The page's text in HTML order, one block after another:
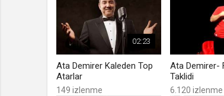
02:23
Ata Demirer Kaleden Top
Atarlar
149 izlenme
Ata Demirer-
Taklidi
6.120 izlenme